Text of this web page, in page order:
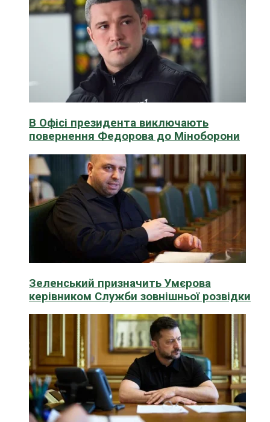
В Офісі президента виключають
повернення Федорова до Міноборони
Зеленський призначить Умєрова
керівником Служби зовнішньої розвідки